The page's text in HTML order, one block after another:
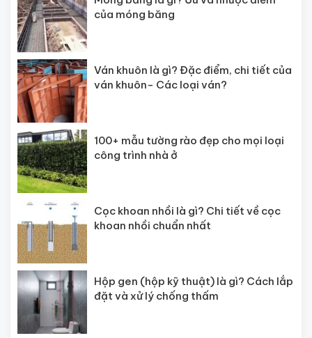
của móng băng
Ván khuôn là gì? Đặc điểm, chi tiết của
ván khuôn- Các loại ván?
100+ mẫu tường rào đẹp cho mọi loại
công trình nhà ở
Cọc khoan nhồi là gì? Chi tiết về cọc
khoan nhồi chuẩn nhất
Hộp gen (hộp kỹ thuật) là gì? Cách lắp
đặt và xử lý chống thấm